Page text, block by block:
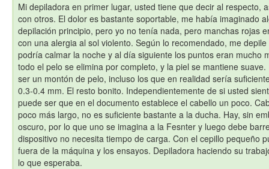
Mi depiladora en primer lugar, usted tiene que decir al respecto,
con otros. El dolor es bastante soportable, me había imaginado
depilación principio, pero yo no tenía nada, pero manchas rojas
con una alergia al sol violento. Según lo recomendado, me
podría calmar la noche y al día siguiente los puntos eran mucho
todo el pelo se elimina por completo, y la piel se mantiene
ser un montón de pelo, incluso los que en realidad sería
0.3-0.4 mm. El resto bonito. Independientemente de si usted
puede ser que en el documento establece el cabello un poco.
poco más largo, no es suficiente bastante a la ducha. Hay, sin
oscuro, por lo que uno se imagina a la Fesnter y luego debe
dispositivo no necesita tiempo de carga. Con el cepillo pequeño
fuera de la máquina y los ensayos. Depiladora haciendo su
lo que esperaba.